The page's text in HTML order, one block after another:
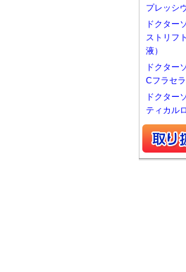
プレッシ
ドクタ
ストリフ
液）
ドクタ
Cフラセラ
ドクタ
ティカル